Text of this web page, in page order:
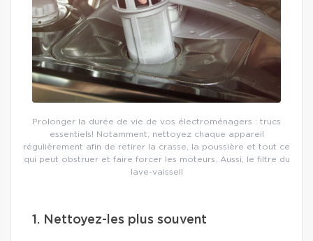
Prolonger la durée de vie de vos électroménagers : trucs
essentiels! Notamment, nettoyez chaque appareil
régulièrement afin de retirer la crasse, la poussière et tout ce
qui peut obstruer et faire forcer les moteurs. Aussi, le filtre du
lave-vaissell
1. Nettoyez-les plus souvent